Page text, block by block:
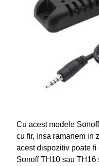
Cu acest modele
cu fir, insa ramanem in
acest dispozitiv poate
Sonoff TH10 sau